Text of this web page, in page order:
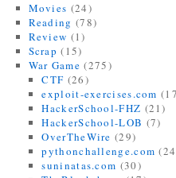
Movies (24)
Reading (78)
Review (1)
Scrap (15)
War Game (275)
CTF (26)
exploit-exercises.com
HackerSchool-FHZ (21)
HackerSchool-LOB (7)
OverTheWire (29)
pythonchallenge.com
suninatas.com (30)